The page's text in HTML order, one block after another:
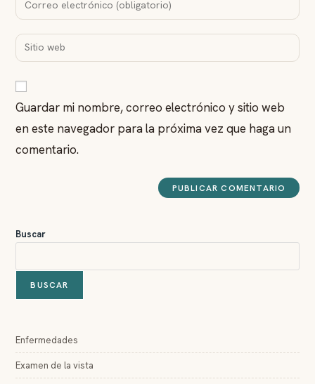
Guardar mi nombre, correo electrónico y sitio web
en este navegador para la próxima vez que haga un
comentario.
Buscar
BUSCAR
Enfermedades
Examen de la vista